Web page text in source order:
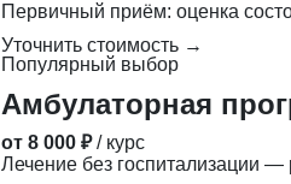
Первичный приём: оценка
Уточнить стоимость →
Популярный выбор
Амбулаторная
от 8 000 ₽ / курс
Лечение без госпитализации —